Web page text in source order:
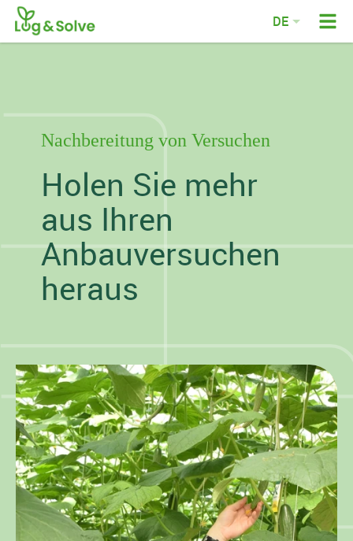
DE
EN
Nachbereitung von Versuchen
Holen Sie mehr
aus Ihren
Anbauversuchen
heraus